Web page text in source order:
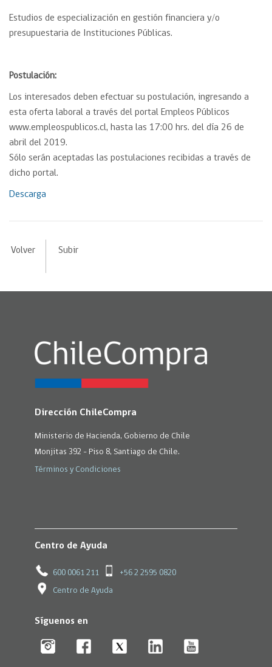
Estudios de especialización en gestión financiera y/o
presupuestaria de Instituciones Públicas.
Postulación:
Los interesados deben efectuar su postulación, ingresando a
esta oferta laboral a través del portal Empleos Públicos
www.empleospublicos.cl, hasta las 17:00 hrs. del día 26 de
abril del 2019.
Sólo serán aceptadas las postulaciones recibidas a través de
dicho portal.
Descarga
Volver Subir
Dirección ChileCompra
Ministerio de Hacienda, Gobierno de Chile
Monjitas 392 - Piso 8, Santiago de Chile.
Términos y Condiciones
Centro de Ayuda
600 0061 211 +56 2 2595 0820
Centro de Ayuda
Síguenos en